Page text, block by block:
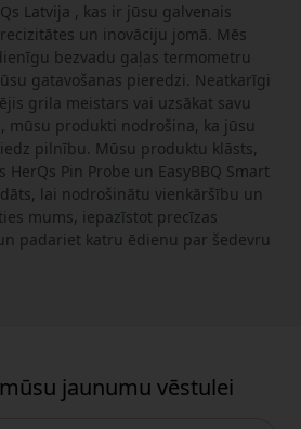
Latvija , kas ir jūsu galvenais
un inovāciju jomā. Mēs
bezvadu gaļas termometru
gatavošanas pieredzi. Neatkarīgi
grila meistars vai uzsākat savu
mūsu produkti nodrošina, ka jūsu
pilnību. Mūsu produktu klāsts,
Pin Probe un EasyBBQ Smart
lai nodrošinātu vienkāršību un
mums, iepazīstot precīzas
padariet katru ēdienu par šedevru
jaunumu vēstulei